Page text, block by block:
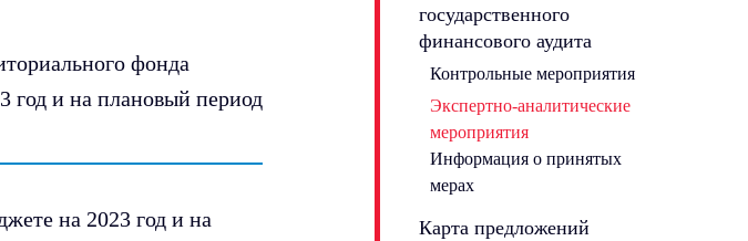
государственного
финансового аудита
Контрольные мероприятия
Экспертно-аналитические
мероприятия
Информация о принятых
мерах
Карта предложений
фонда
год и на плановый период
на 2023 год и на